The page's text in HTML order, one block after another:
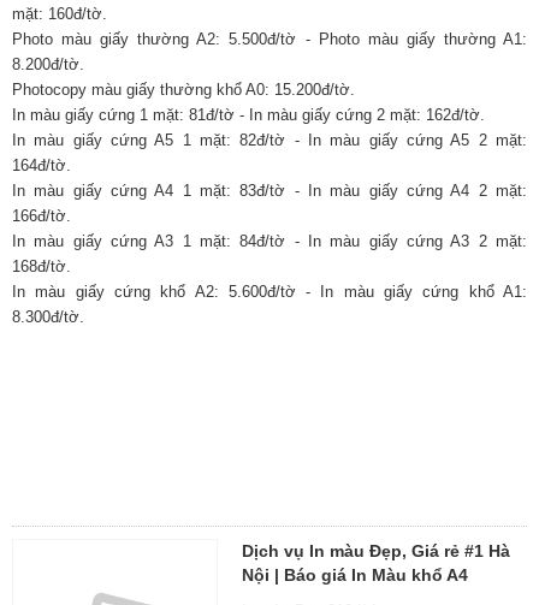
mặt: 160đ/tờ.
Photo màu giấy thường A2: 5.500đ/tờ - Photo màu giấy thường A1:
8.200đ/tờ.
Photocopy màu giấy thường khổ A0: 15.200đ/tờ.
In màu giấy cứng 1 mặt: 81đ/tờ - In màu giấy cứng 2 mặt: 162đ/tờ.
In màu giấy cứng A5 1 mặt: 82đ/tờ - In màu giấy cứng A5 2 mặt:
164đ/tờ.
In màu giấy cứng A4 1 mặt: 83đ/tờ - In màu giấy cứng A4 2 mặt:
166đ/tờ.
In màu giấy cứng A3 1 mặt: 84đ/tờ - In màu giấy cứng A3 2 mặt:
168đ/tờ.
In màu giấy cứng khổ A2: 5.600đ/tờ - In màu giấy cứng khổ A1:
8.300đ/tờ.
Dịch vụ In màu Đẹp, Giá rẻ #1 Hà
Nội | Báo giá In Màu khổ A4